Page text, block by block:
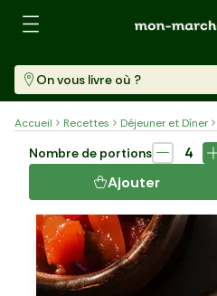
Recherche
On vous livre où ?
Accueil Recettes Déjeuner et Dîner
LES FAJITAS
Nombre de portions
4
Ajouter